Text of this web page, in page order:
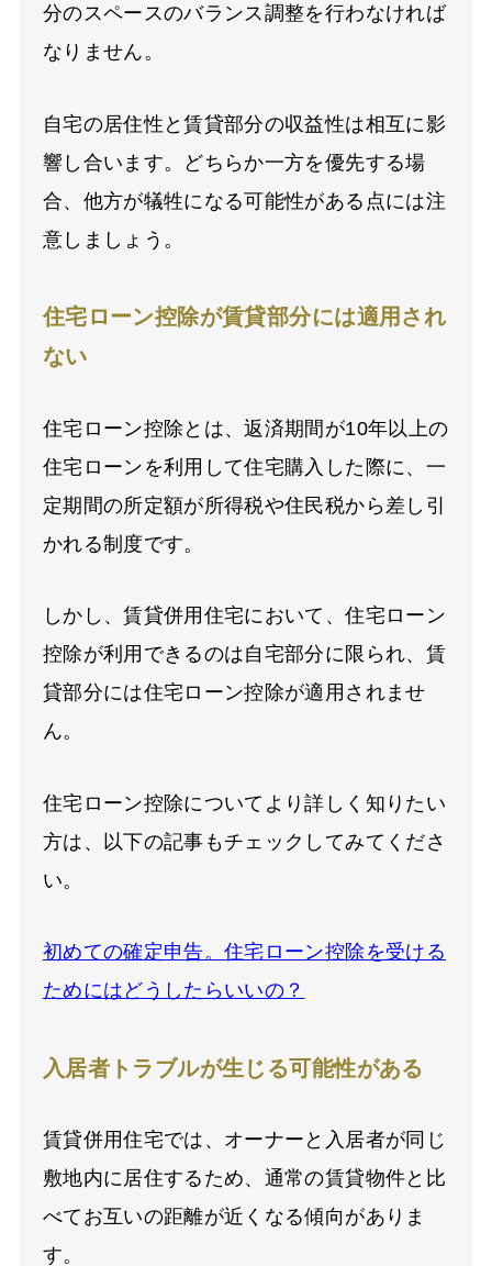
分のスペースのバランス調整を行わなければ
なりません。
自宅の居住性と賃貸部分の収益性は相互に影
響し合います。どちらか一方を優先する場
合、他方が犠牲になる可能性がある点には注
意しましょう。
住宅ローン控除が賃貸部分には適用され
ない
住宅ローン控除とは、返済期間が10年以上の
住宅ローンを利用して住宅購入した際に、一
定期間の所定額が所得税や住民税から差し引
かれる制度です。
しかし、賃貸併用住宅において、住宅ローン
控除が利用できるのは自宅部分に限られ、賃
貸部分には住宅ローン控除が適用されませ
ん。
住宅ローン控除についてより詳しく知りたい
方は、以下の記事もチェックしてみてくださ
い。
初めての確定申告。住宅ローン控除を受ける
ためにはどうしたらいいの？
入居者トラブルが生じる可能性がある
賃貸併用住宅では、オーナーと入居者が同じ
敷地内に居住するため、通常の賃貸物件と比
べてお互いの距離が近くなる傾向がありま
す。